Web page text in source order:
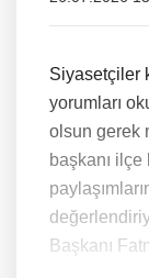
Siyasetçiler
yorumları
olsun gerek
başkanı
değerlendiriyorlar mı. En
Başkanı